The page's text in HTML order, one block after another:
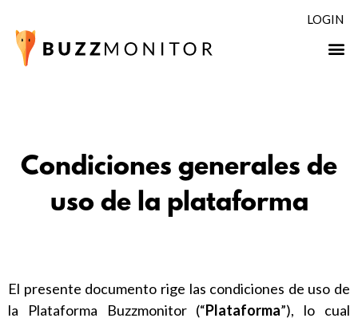
LOGIN
Condiciones generales de
uso de la plataforma
El presente documento rige las condiciones de uso de
la Plataforma Buzzmonitor (“Plataforma”), lo cual